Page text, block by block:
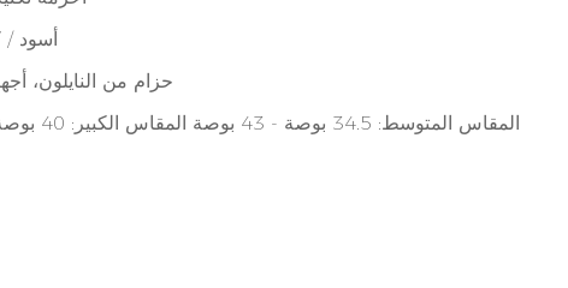
أسود
حزام من النايلون،
المقاس المتوسط: 34.5 بوصة - 43 بوصة المقاس الكبير: 40 بوصة - 48 بوصة